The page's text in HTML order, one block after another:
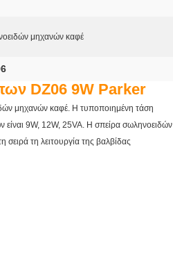
μηχανών καφέ
DZ06 9W Parker
μηχανών καφέ. Η τυποποιημένη τάση
9W, 12W, 25VA. Η σπείρα σωληνοειδών
σειρά τη λειτουργία της βαλβίδας